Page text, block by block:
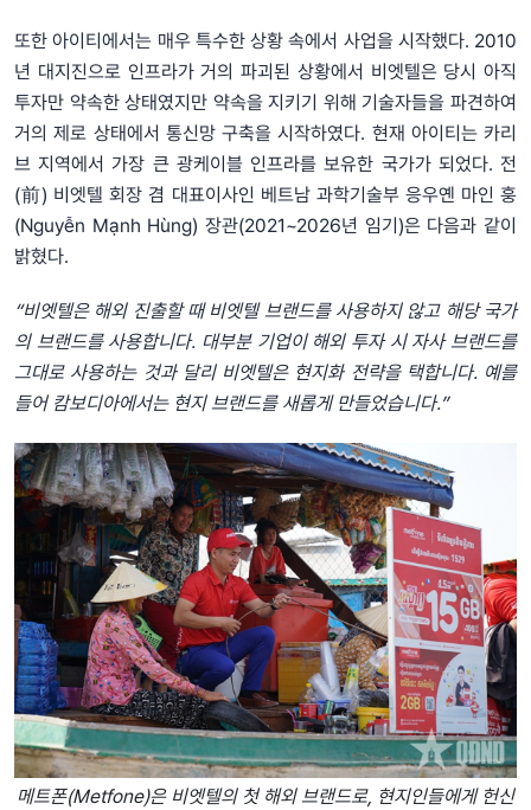
또한 아이티에서는 매우 특수한 상황 속에서 사업을 시작했다. 2010
년 대지진으로 인프라가 거의 파괴된 상황에서 비엣텔은 당시 아직
투자만 약속한 상태였지만 약속을 지키기 위해 기술자들을 파견하여
거의 제로 상태에서 통신망 구축을 시작하였다. 현재 아이티는 카리
브 지역에서 가장 큰 광케이블 인프라를 보유한 국가가 되었다. 전
(前) 비엣텔 회장 겸 대표이사인 베트남 과학기술부 응우옌 마인 훙
(Nguyễn Mạnh Hùng) 장관(2021~2026년 임기)은 다음과 같이
밝혔다.
“비엣텔은 해외 진출할 때 비엣텔 브랜드를 사용하지 않고 해당 국가
의 브랜드를 사용합니다. 대부분 기업이 해외 투자 시 자사 브랜드를
그대로 사용하는 것과 달리 비엣텔은 현지화 전략을 택합니다. 예를
들어 캄보디아에서는 현지 브랜드를 새롭게 만들었습니다.”
메트폰(Metfone)은 비엣텔의 첫 해외 브랜드로, 현지인들에게 헌신